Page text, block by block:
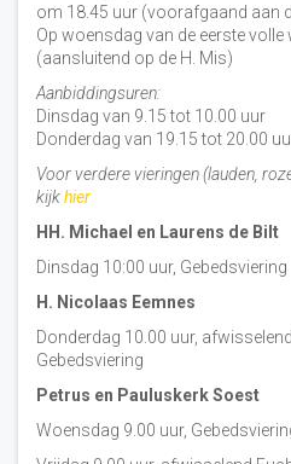
om 18.45 uur (voorafgaand aan
Op woensdag van de eerste volle
(aansluitend op de H. Mis)
Aanbiddingsuren:
Dinsdag van 9.15 tot 10.00 uur
Donderdag van 19.15 tot 20.00
Voor verdere vieringen (lauden,
kijkhier
HH. Michael en Laurens de Bilt
Dinsdag 10:00 uur, Gebedsviering
H. Nicolaas Eemnes
Donderdag 10.00 uur,
Gebedsviering
Petrus en Pauluskerk Soest
Woensdag 9.00 uur,